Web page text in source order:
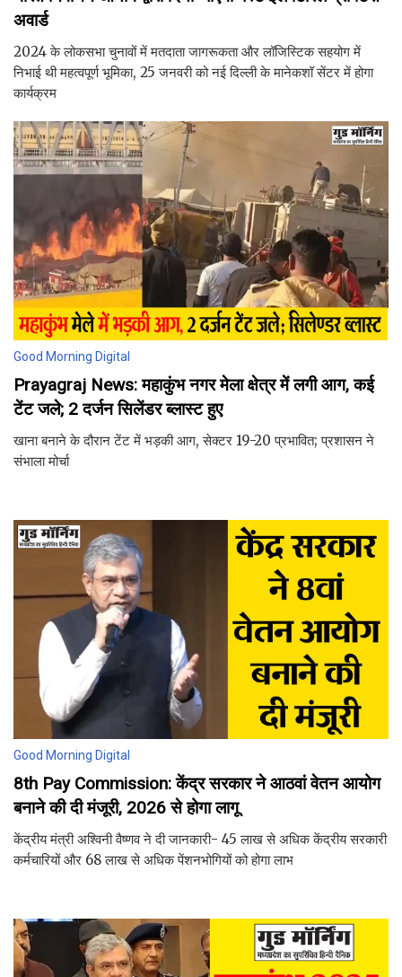
अवार्ड
2024 के लोकसभा चुनावों में मतदाता जागरूकता और लॉजिस्टिक सहयोग में
निभाई थी महत्वपूर्ण भूमिका, 25 जनवरी को नई दिल्ली के मानेकशॉ सेंटर में होगा
कार्यक्रम
Good Morning Digital
Prayagraj News: महाकुंभ नगर मेला क्षेत्र में लगी आग, कई
टेंट जले; 2 दर्जन सिलेंडर ब्लास्ट हुए
खाना बनाने के दौरान टेंट में भड़की आग, सेक्टर 19-20 प्रभावित; प्रशासन ने
संभाला मोर्चा
Good Morning Digital
8th Pay Commission: केंद्र सरकार ने आठवां वेतन आयोग
बनाने की दी मंजूरी, 2026 से होगा लागू
केंद्रीय मंत्री अश्विनी वैष्णव ने दी जानकारी- 45 लाख से अधिक केंद्रीय सरकारी
कर्मचारियों और 68 लाख से अधिक पेंशनभोगियों को होगा लाभ